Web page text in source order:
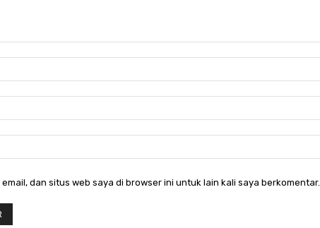
email, dan situs web saya di browser ini untuk lain kali saya berkomentar.